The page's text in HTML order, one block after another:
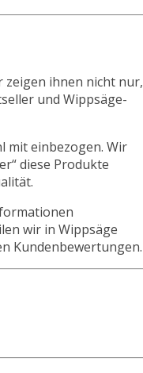
zeigen ihnen nicht nur,
und Wippsäge-
mit einbezogen. Wir
diese Produkte
wir in Wippsäge
Kundenbewertungen.